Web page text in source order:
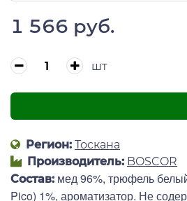
1 566 руб.
шт
Регион: Тоскана
Производитель: BOSCOR
Состав: мед 96%, трюфель
Pico) 1%, ароматизатор. Не